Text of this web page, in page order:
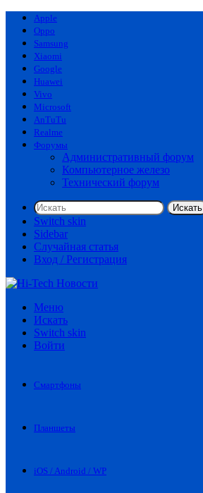
Apple
Oppo
Samsung
Xiaomi
Google
Huawei
Vivo
Microsoft
AnTuTu
Realme
Форумы
Административный форум
Компьютерное железо
Технический форум
Искать
Switch skin
Sidebar
Случайная статья
Вход / Регистрация
Меню
Искать
Switch skin
Войти
Смартфоны
Планшеты
iOS / Android / WP